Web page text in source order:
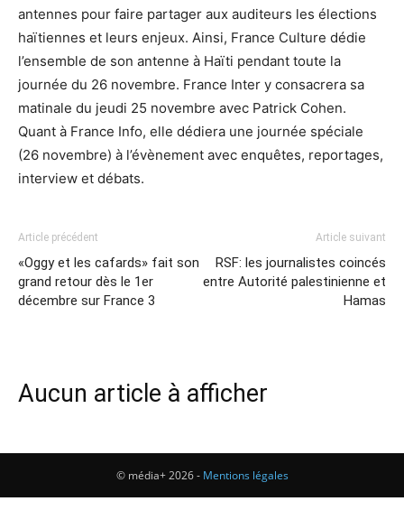
antennes pour faire partager aux auditeurs les élections
haïtiennes et leurs enjeux. Ainsi, France Culture dédie
l’ensemble de son antenne à Haïti pendant toute la
journée du 26 novembre. France Inter y consacrera sa
matinale du jeudi 25 novembre avec Patrick Cohen.
Quant à France Info, elle dédiera une journée spéciale
(26 novembre) à l’évènement avec enquêtes, reportages,
interview et débats.
Article précédent
«Oggy et les cafards» fait son
grand retour dès le 1er
décembre sur France 3
Article suivant
RSF: les journalistes coincés
entre Autorité palestinienne et
Hamas
Aucun article à afficher
© média+ 2026 - Mentions légales